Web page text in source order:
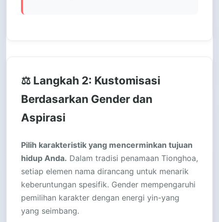
⚖️ Langkah 2: Kustomisasi
Berdasarkan Gender dan
Aspirasi
Pilih karakteristik yang mencerminkan tujuan
hidup Anda. Dalam tradisi penamaan Tionghoa,
setiap elemen nama dirancang untuk menarik
keberuntungan spesifik. Gender mempengaruhi
pemilihan karakter dengan energi yin-yang
yang seimbang.